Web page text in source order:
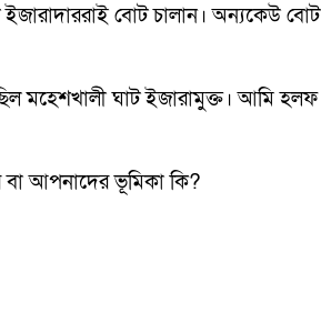
ইজারাদাররাই বোট চালান। অন্যকেউ বোট
মহেশখালী ঘাট ইজারামুক্ত। আমি হলফ
আপনাদের ভূমিকা কি?